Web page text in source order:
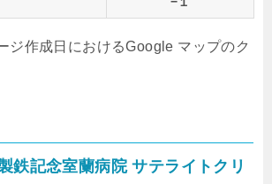
ジ作成日におけるGoogle マップのク
鉄記念室蘭病院 サテライトクリ